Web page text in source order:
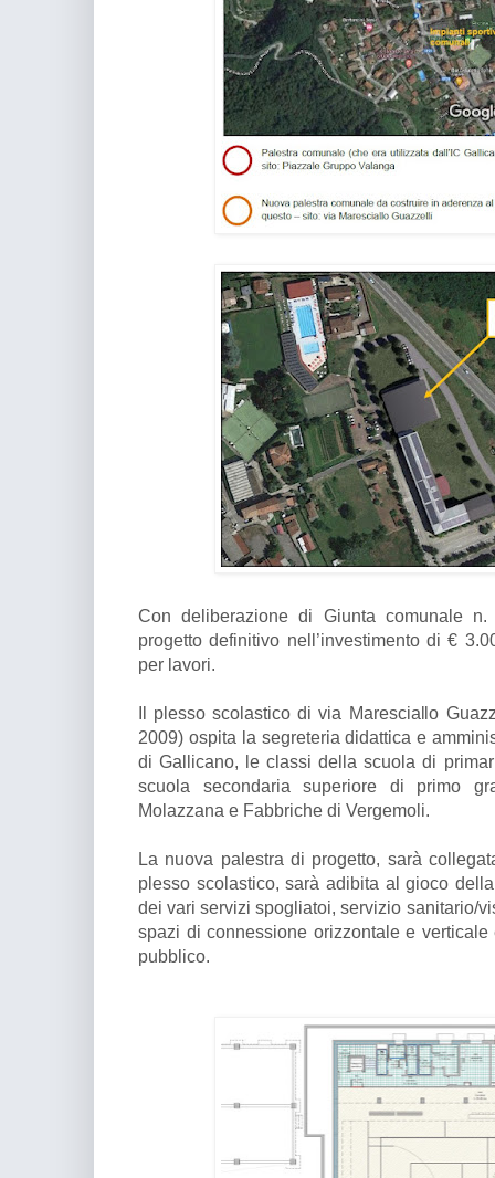
Con deliberazione di Giunta comunale
progetto definitivo nell’investimento di €
per lavori.
Il plesso scolastico di via Maresciallo
2009) ospita la segreteria didattica e
di Gallicano, le classi della scuola di
scuola secondaria superiore di primo
Molazzana e Fabbriche di Vergemoli.
La nuova palestra di progetto, sarà
plesso scolastico, sarà adibita al gioco
dei vari servizi spogliatoi, servizio sanitario/
spazi di connessione orizzontale e
pubblico.